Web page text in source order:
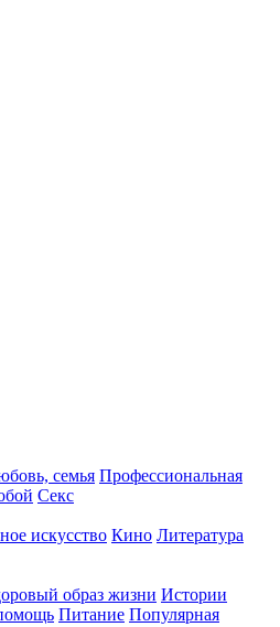
семья Профессиональная
Секс
искусство Кино Литература
образ жизни Истории
Питание Популярная